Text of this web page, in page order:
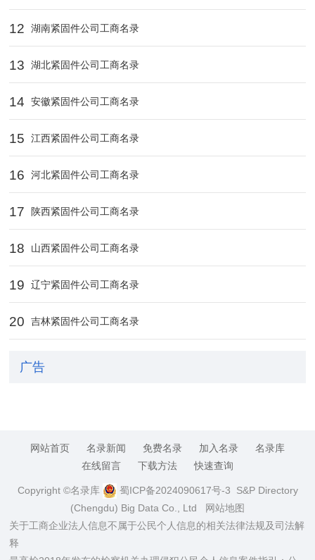
12 湖南紧固件公司工商名录
13 湖北紧固件公司工商名录
14 安徽紧固件公司工商名录
15 江西紧固件公司工商名录
16 河北紧固件公司工商名录
17 陕西紧固件公司工商名录
18 山西紧固件公司工商名录
19 辽宁紧固件公司工商名录
20 吉林紧固件公司工商名录
广告
网站首页 名录新闻 免费名录 加入名录
名录库
在线留言
下载方法 快速查询
Copyright ©名录库 蜀ICP备2024090617号-3 S&P Directory
(Chengdu) Big Data Co., Ltd
网站地图
关于工商企业法人信息不属于公民个人信息的相关法律法规及司法解
释